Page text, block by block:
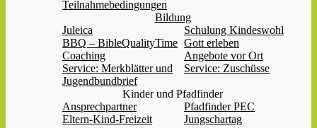
Teilnahmebedingungen
Bildung
Juleica
Schulung Kindeswohl
BBQ – BibleQualityTime Gott erleben
Coaching
Angebote vor Ort
Service: Merkblätter und
Jugendbundbrief
Service: Zuschüsse
Kinder und Pfadfinder
Ansprechpartner
Pfadfinder PEC
Eltern-Kind-Freizeit
Jungschartag